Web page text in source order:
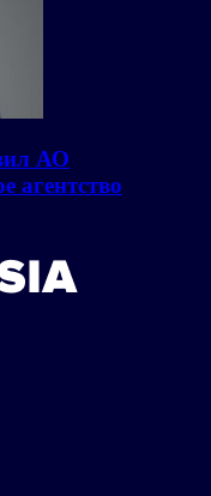
АО
агентство